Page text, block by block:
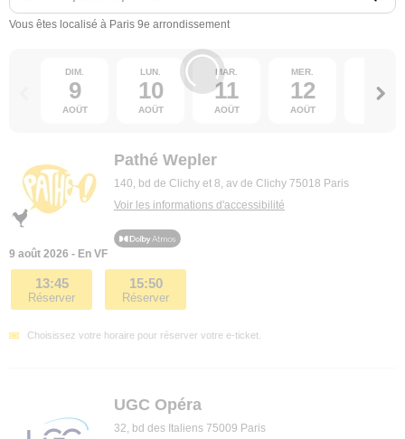
Vous êtes localisé à Paris 9e arrondissement
DIM.
9
AOÛT
LUN.
10
AOÛT
MAR.
11
AOÛT
MER.
12
AOÛT
13
Pathé Wepler
140, bd de Clichy et 8, av de Clichy 75018 Paris
Voir les informations d'accessibilité
9 août 2026 - En VF
13:45
Réserver
15:50
Réserver
Choisissez votre horaire pour réserver votre e-ticket.
UGC Opéra
32, bd des Italiens 75009 Paris